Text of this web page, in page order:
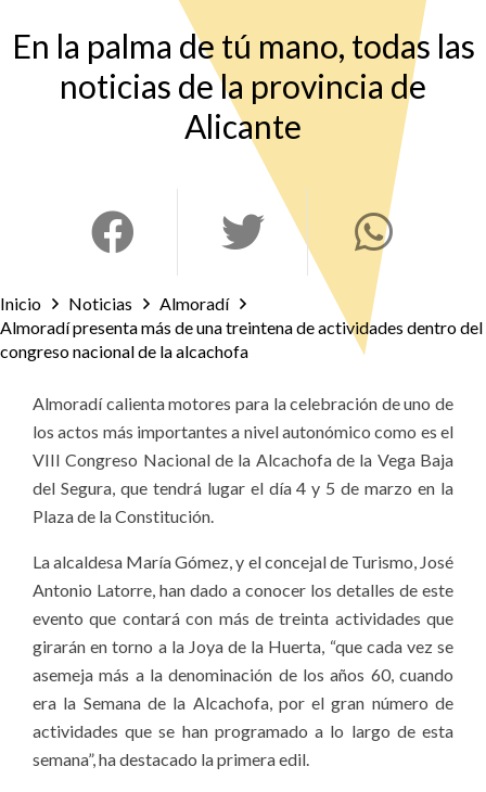
En la palma de tú mano, todas las
noticias de la provincia de
Alicante
Inicio Noticias
Almoradí
Almoradí presenta más de una treintena de actividades dentro del
congreso nacional de la alcachofa
Almoradí calienta motores para la celebración de uno de
los actos más importantes a nivel autonómico como es el
VIII Congreso Nacional de la Alcachofa de la Vega Baja
del Segura, que tendrá lugar el día 4 y 5 de marzo en la
Plaza de la Constitución.
La alcaldesa María Gómez, y el concejal de Turismo, José
Antonio Latorre, han dado a conocer los detalles de este
evento que contará con más de treinta actividades que
girarán en torno a la Joya de la Huerta, “que cada vez se
asemeja más a la denominación de los años 60, cuando
era la Semana de la Alcachofa, por el gran número de
actividades que se han programado a lo largo de esta
semana”, ha destacado la primera edil.